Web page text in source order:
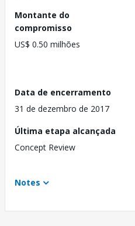
Montante do
compromisso
US$ 0.50 milhões
Data de encerramento
31 de dezembro de 2017
Última etapa alcançada
Concept Review
Notes